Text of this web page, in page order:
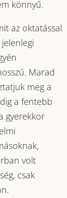
könnyű.
az oktatással
Marad
meg a
a fentebb
gyerekkor
volt
csak